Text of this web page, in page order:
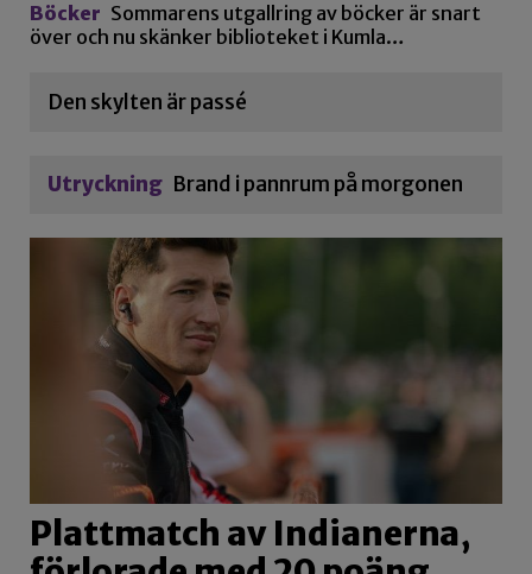
Böcker Sommarens utgallring av böcker är snart
över och nu skänker biblioteket i Kumla…
Den skylten är passé
Utryckning Brand i pannrum på morgonen
Plattmatch av Indianerna,